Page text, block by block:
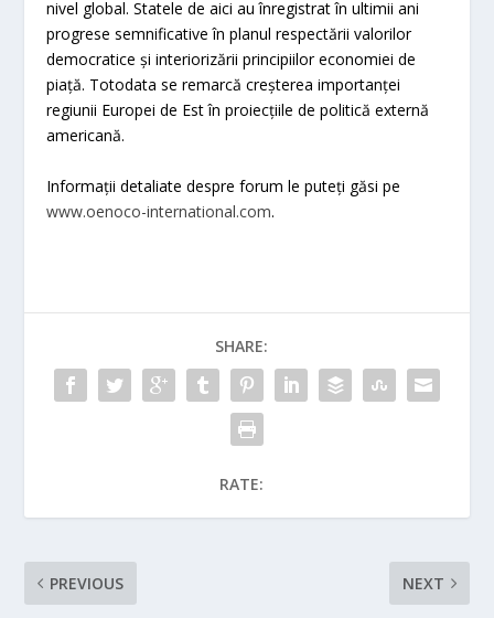
nivel global. Statele de aici au înregistrat în ultimii ani
progrese semnificative în planul respectării valorilor
democratice și interiorizării principiilor economiei de
piață. Totodata se remarcă creșterea importanței
regiunii Europei de Est în proiecțiile de politică externă
americană.
Informații detaliate despre forum le puteți găsi pe
www.oenoco-international.com.
SHARE:
RATE:
PREVIOUS NEXT